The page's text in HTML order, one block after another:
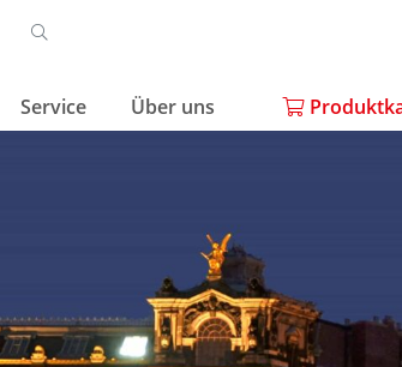
Service Über uns